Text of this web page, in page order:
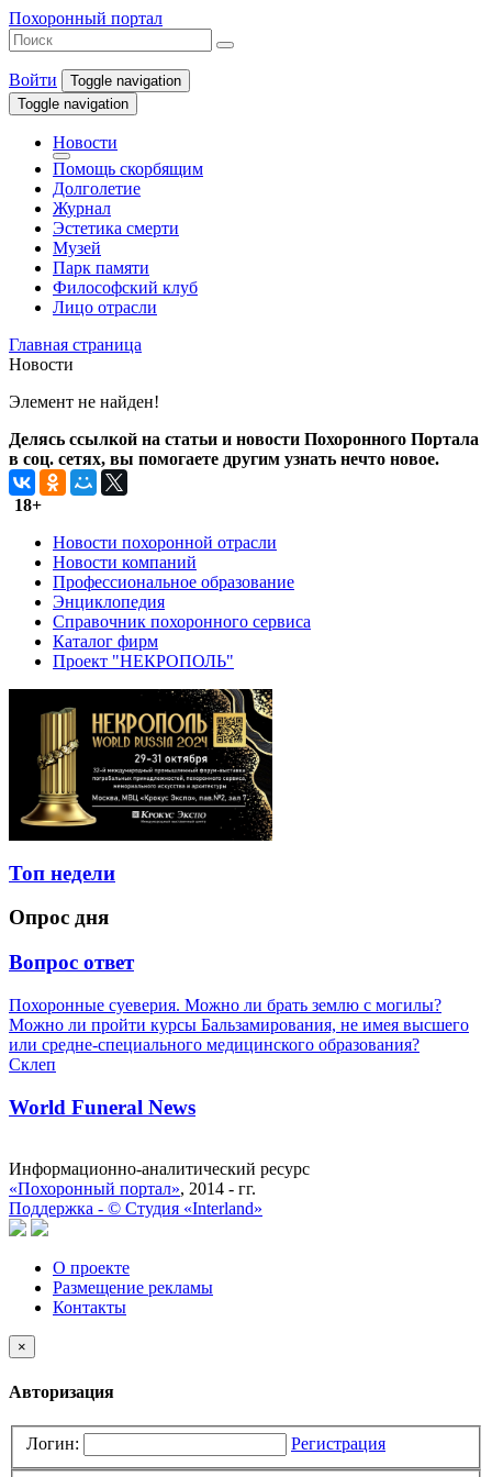
Похоронный портал
Войти
Toggle navigation
Toggle navigation
Новости
Помощь скорбящим
Долголетие
Журнал
Эстетика смерти
Музей
Парк памяти
Философский клуб
Лицо отрасли
Главная страница
Новости
Элемент не найден!
Делясь ссылкой на статьи и новости Похоронного Портала
в соц. сетях, вы помогаете другим узнать нечто новое.
18+
Новости похоронной отрасли
Новости компаний
Профессиональное образование
Энциклопедия
Справочник похоронного сервиса
Каталог фирм
Проект "НЕКРОПОЛЬ"
Топ недели
Опрос дня
Вопрос ответ
Похоронные суеверия. Можно ли брать землю с могилы?
Можно ли пройти курсы Бальзамирования, не имея высшего
или средне-специального медицинского образования?
Склеп
World Funeral News
Информационно-аналитический ресурс
«Похоронный портал», 2014 - гг.
Поддержка - © Cтудия «Interland»
О проекте
Размещение рекламы
Контакты
×
Авторизация
Логин: Регистрация